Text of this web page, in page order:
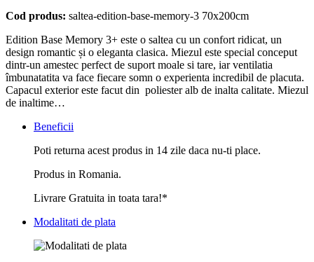
Cod produs: saltea-edition-base-memory-3 70x200cm
Edition Base Memory 3+ este o saltea cu un confort ridicat, un
design romantic și o eleganta clasica. Miezul este special conceput
dintr-un amestec perfect de suport moale si tare, iar ventilatia
îmbunatatita va face fiecare somn o experienta incredibil de placuta.
Capacul exterior este facut din poliester alb de inalta calitate. Miezul
de inaltime…
Beneficii
Poti returna acest produs in 14 zile daca nu-ti place.
Produs in Romania.
Livrare Gratuita in toata tara!*
Modalitati de plata